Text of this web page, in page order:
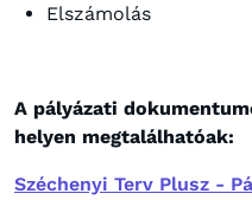
Elszámolás
A pályázati
helyen megtalálhatóak:
Széchenyi Terv Plusz -